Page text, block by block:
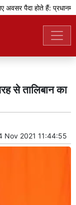
पैदा होते हैं: प्रधानमंत्री
से तालिबान का
Nov 2021 11:44:55